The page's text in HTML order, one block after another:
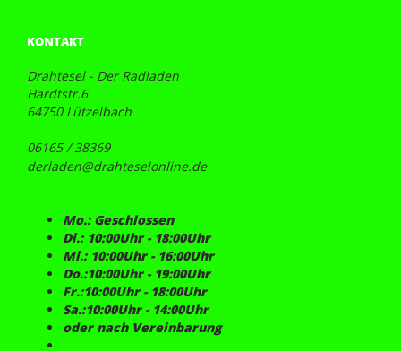
KONTAKT
Drahtesel - Der Radladen
Hardtstr.6
64750 Lützelbach
06165 / 38369
derladen@drahteselonline.de
Mo.: Geschlossen
Di.: 10:00Uhr - 18:00Uhr
Mi.: 10:00Uhr - 16:00Uhr
Do.:10:00Uhr - 19:00Uhr
Fr.:10:00Uhr - 18:00Uhr
Sa.:10:00Uhr - 14:00Uhr
oder nach Vereinbarung